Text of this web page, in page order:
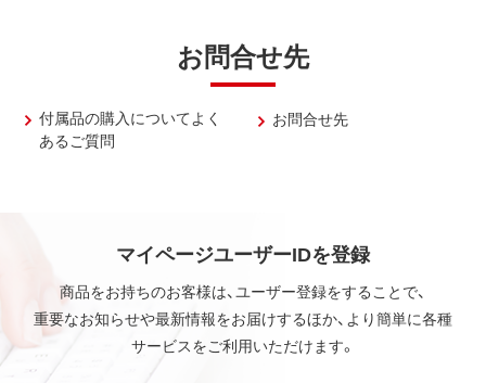
お問合せ先
付属品の購入についてよく
あるご質問
お問合せ先
マイページユーザーIDを登録
商品をお持ちのお客様は、ユーザー登録をすることで、
重要なお知らせや最新情報をお届けするほか、より簡単に各種
サービスをご利用いただけます。